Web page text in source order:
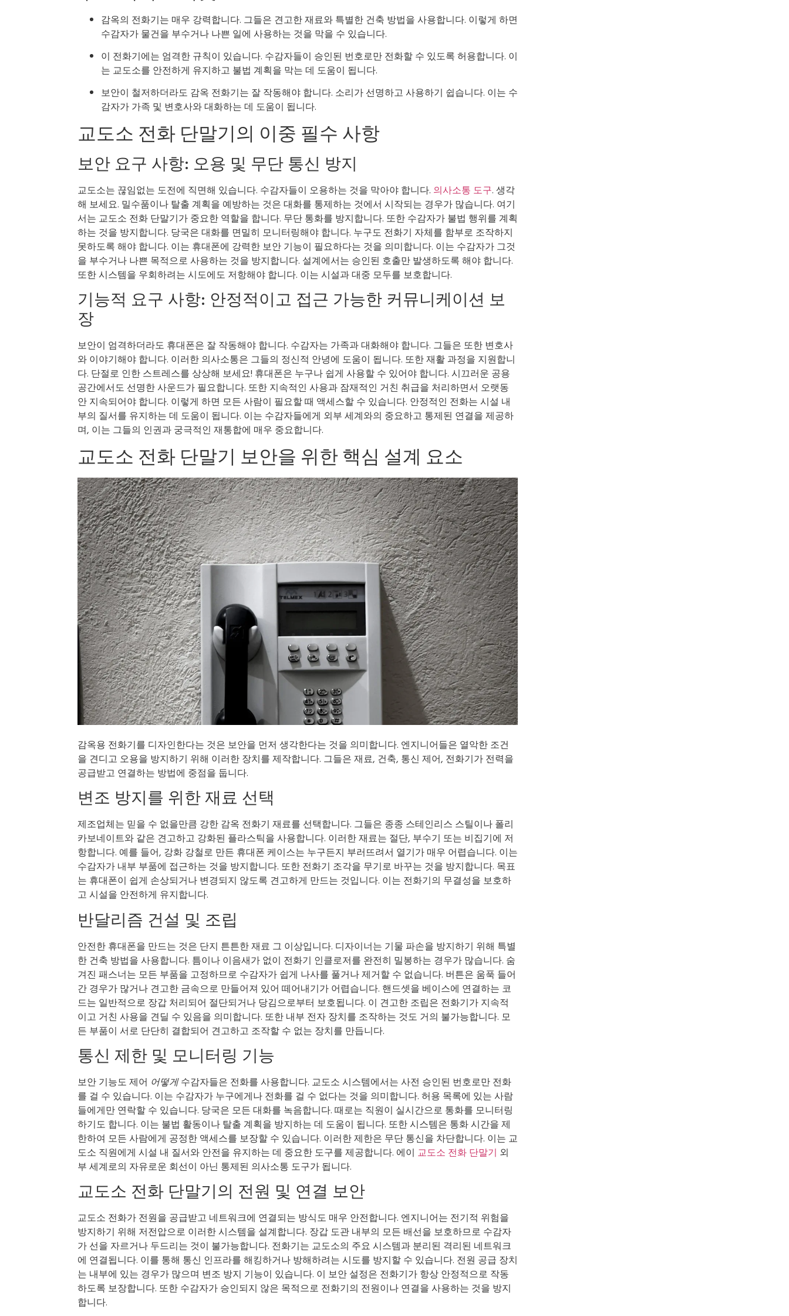
감옥의 전화기는 매우 강력합니다. 그들은 견고한 재료와 특별한 건축 방법을 사용합니다. 이렇게 하면
수감자가 물건을 부수거나 나쁜 일에 사용하는 것을 막을 수 있습니다.
이 전화기에는 엄격한 규칙이 있습니다. 수감자들이 승인된 번호로만 전화할 수 있도록 허용합니다. 이
는 교도소를 안전하게 유지하고 불법 계획을 막는 데 도움이 됩니다.
보안이 철저하더라도 감옥 전화기는 잘 작동해야 합니다. 소리가 선명하고 사용하기 쉽습니다. 이는 수
감자가 가족 및 변호사와 대화하는 데 도움이 됩니다.
교도소 전화 단말기의 이중 필수 사항
보안 요구 사항: 오용 및 무단 통신 방지
교도소는 끊임없는 도전에 직면해 있습니다. 수감자들이 오용하는 것을 막아야 합니다. 의사소통 도구. 생각
해 보세요. 밀수품이나 탈출 계획을 예방하는 것은 대화를 통제하는 것에서 시작되는 경우가 많습니다. 여기
서는 교도소 전화 단말기가 중요한 역할을 합니다. 무단 통화를 방지합니다. 또한 수감자가 불법 행위를 계획
하는 것을 방지합니다. 당국은 대화를 면밀히 모니터링해야 합니다. 누구도 전화기 자체를 함부로 조작하지
못하도록 해야 합니다. 이는 휴대폰에 강력한 보안 기능이 필요하다는 것을 의미합니다. 이는 수감자가 그것
을 부수거나 나쁜 목적으로 사용하는 것을 방지합니다. 설계에서는 승인된 호출만 발생하도록 해야 합니다.
또한 시스템을 우회하려는 시도에도 저항해야 합니다. 이는 시설과 대중 모두를 보호합니다.
기능적 요구 사항: 안정적이고 접근 가능한 커뮤니케이션 보
장
보안이 엄격하더라도 휴대폰은 잘 작동해야 합니다. 수감자는 가족과 대화해야 합니다. 그들은 또한 변호사
와 이야기해야 합니다. 이러한 의사소통은 그들의 정신적 안녕에 도움이 됩니다. 또한 재활 과정을 지원합니
다. 단절로 인한 스트레스를 상상해 보세요! 휴대폰은 누구나 쉽게 사용할 수 있어야 합니다. 시끄러운 공용
공간에서도 선명한 사운드가 필요합니다. 또한 지속적인 사용과 잠재적인 거친 취급을 처리하면서 오랫동
안 지속되어야 합니다. 이렇게 하면 모든 사람이 필요할 때 액세스할 수 있습니다. 안정적인 전화는 시설 내
부의 질서를 유지하는 데 도움이 됩니다. 이는 수감자들에게 외부 세계와의 중요하고 통제된 연결을 제공하
며, 이는 그들의 인권과 궁극적인 재통합에 매우 중요합니다.
교도소 전화 단말기 보안을 위한 핵심 설계 요소
감옥용 전화기를 디자인한다는 것은 보안을 먼저 생각한다는 것을 의미합니다. 엔지니어들은 열악한 조건
을 견디고 오용을 방지하기 위해 이러한 장치를 제작합니다. 그들은 재료, 건축, 통신 제어, 전화기가 전력을
공급받고 연결하는 방법에 중점을 둡니다.
변조 방지를 위한 재료 선택
제조업체는 믿을 수 없을만큼 강한 감옥 전화기 재료를 선택합니다. 그들은 종종 스테인리스 스틸이나 폴리
카보네이트와 같은 견고하고 강화된 플라스틱을 사용합니다. 이러한 재료는 절단, 부수기 또는 비집기에 저
항합니다. 예를 들어, 강화 강철로 만든 휴대폰 케이스는 누구든지 부러뜨려서 열기가 매우 어렵습니다. 이는
수감자가 내부 부품에 접근하는 것을 방지합니다. 또한 전화기 조각을 무기로 바꾸는 것을 방지합니다. 목표
는 휴대폰이 쉽게 손상되거나 변경되지 않도록 견고하게 만드는 것입니다. 이는 전화기의 무결성을 보호하
고 시설을 안전하게 유지합니다.
반달리즘 건설 및 조립
안전한 휴대폰을 만드는 것은 단지 튼튼한 재료 그 이상입니다. 디자이너는 기물 파손을 방지하기 위해 특별
한 건축 방법을 사용합니다. 틈이나 이음새가 없이 전화기 인클로저를 완전히 밀봉하는 경우가 많습니다. 숨
겨진 패스너는 모든 부품을 고정하므로 수감자가 쉽게 나사를 풀거나 제거할 수 없습니다. 버튼은 움푹 들어
간 경우가 많거나 견고한 금속으로 만들어져 있어 떼어내기가 어렵습니다. 핸드셋을 베이스에 연결하는 코
드는 일반적으로 장갑 처리되어 절단되거나 당김으로부터 보호됩니다. 이 견고한 조립은 전화기가 지속적
이고 거친 사용을 견딜 수 있음을 의미합니다. 또한 내부 전자 장치를 조작하는 것도 거의 불가능합니다. 모
든 부품이 서로 단단히 결합되어 견고하고 조작할 수 없는 장치를 만듭니다.
통신 제한 및 모니터링 기능
보안 기능도 제어 어떻게수감자들은 전화를 사용합니다. 교도소 시스템에서는 사전 승인된 번호로만 전화
를 걸 수 있습니다. 이는 수감자가 누구에게나 전화를 걸 수 없다는 것을 의미합니다. 허용 목록에 있는 사람
들에게만 연락할 수 있습니다. 당국은 모든 대화를 녹음합니다. 때로는 직원이 실시간으로 통화를 모니터링
하기도 합니다. 이는 불법 활동이나 탈출 계획을 방지하는 데 도움이 됩니다. 또한 시스템은 통화 시간을 제
한하여 모든 사람에게 공정한 액세스를 보장할 수 있습니다. 이러한 제한은 무단 통신을 차단합니다. 이는 교
도소 직원에게 시설 내 질서와 안전을 유지하는 데 중요한 도구를 제공합니다. 에이 교도소 전화 단말기 외
부 세계로의 자유로운 회선이 아닌 통제된 의사소통 도구가 됩니다.
교도소 전화 단말기의 전원 및 연결 보안
교도소 전화가 전원을 공급받고 네트워크에 연결되는 방식도 매우 안전합니다. 엔지니어는 전기적 위험을
방지하기 위해 저전압으로 이러한 시스템을 설계합니다. 장갑 도관 내부의 모든 배선을 보호하므로 수감자
가 선을 자르거나 두드리는 것이 불가능합니다. 전화기는 교도소의 주요 시스템과 분리된 격리된 네트워크
에 연결됩니다. 이를 통해 통신 인프라를 해킹하거나 방해하려는 시도를 방지할 수 있습니다. 전원 공급 장치
는 내부에 있는 경우가 많으며 변조 방지 기능이 있습니다. 이 보안 설정은 전화기가 항상 안정적으로 작동
하도록 보장합니다. 또한 수감자가 승인되지 않은 목적으로 전화기의 전원이나 연결을 사용하는 것을 방지
합니다.